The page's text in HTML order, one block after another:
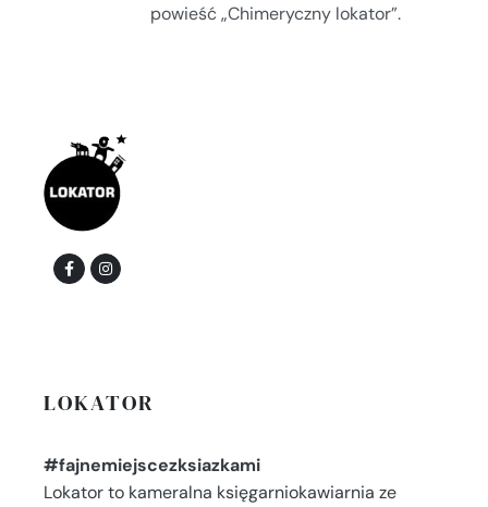
powieść „Chimeryczny lokator”.
LOKATOR
#fajnemiejscezksiazkami
Lokator to kameralna księgarniokawiarnia ze